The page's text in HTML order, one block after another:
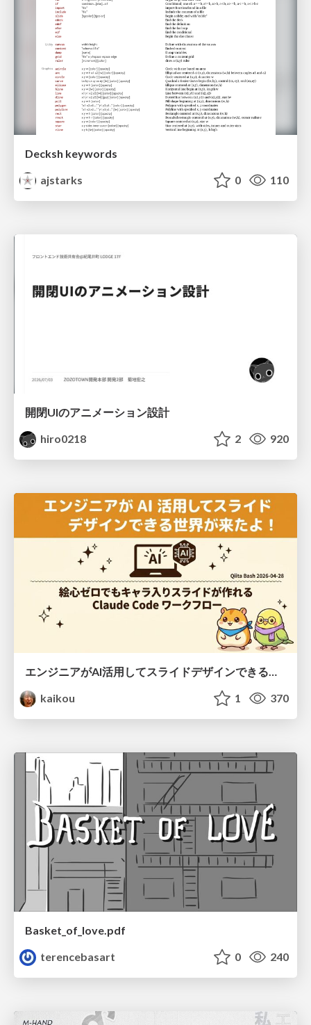
Decksh keywords
ajstarks
0 110
開閉UIのアニメーション設計
hiro0218
2 920
kaikou
1 370
Basket_of_love.pdf
terencebasart
0 240